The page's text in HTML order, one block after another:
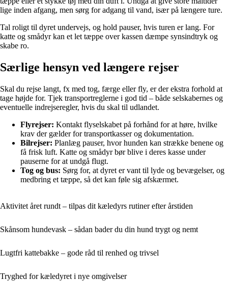
lige inden afgang, men sørg for adgang til vand, især på længere ture.
Tal roligt til dyret undervejs, og hold pauser, hvis turen er lang. For
katte og smådyr kan et let tæppe over kassen dæmpe synsindtryk og
skabe ro.
Særlige hensyn ved længere rejser
Skal du rejse langt, fx med tog, færge eller fly, er der ekstra forhold at
tage højde for. Tjek transportreglerne i god tid – både selskabernes og
eventuelle indrejseregler, hvis du skal til udlandet.
Flyrejser: Kontakt flyselskabet på forhånd for at høre, hvilke
krav der gælder for transportkasser og dokumentation.
Bilrejser: Planlæg pauser, hvor hunden kan strække benene og
få frisk luft. Katte og smådyr bør blive i deres kasse under
pauserne for at undgå flugt.
Tog og bus: Sørg for, at dyret er vant til lyde og bevægelser, og
medbring et tæppe, så det kan føle sig afskærmet.
Aktivitet året rundt – tilpas dit kæledyrs rutiner efter årstiden
Skånsom hundevask – sådan bader du din hund trygt og nemt
Lugtfri kattebakke – gode råd til renhed og trivsel
Tryghed for kæledyret i nye omgivelser